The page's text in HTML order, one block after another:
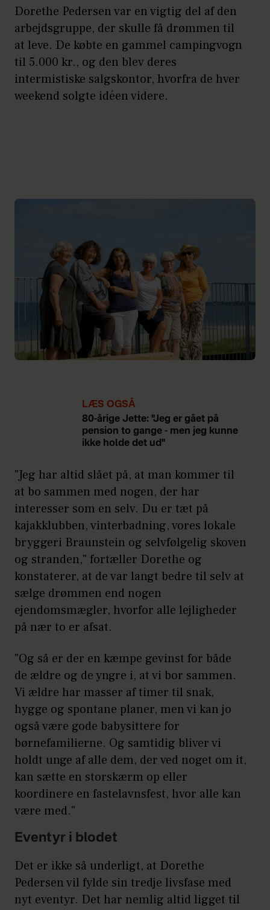
Dorethe Pedersen var en vigtig del af den
arbejdsgruppe, der skulle få drømmen til
at leve. De købte en gammel campingvogn
til 5.000 kr., og den blev deres
intermistiske salgskontor, hvorfra de hver
weekend solgte idéen videre.
LÆS OGSÅ
80-årige Jette: "Jeg er gået på
pension to gange - men jeg kunne
ikke holde det ud"
"Jeg har altid slået på, at man kommer til
at bo sammen med nogen, der har
interesser som en selv. Du er tæt på
kajakklubben, vinterbadning, vores lokale
bryggeri Braunstein og selvfølgelig skoven
og stranden," fortæller Dorethe og
konstaterer, at de var langt bedre til selv at
sælge drømmen end nogen
ejendomsmægler, hvorfor alle lejligheder
på nær to er afsat.
"Og så er der en kæmpe gevinst for både
de ældre og de yngre i, at vi bor sammen.
Vi ældre har masser af timer til snak,
hygge og spontane planer, men vi kan jo
også være gode babysittere for
børnefamilierne. Og samtidig bliver vi
holdt unge af alle dem, der ved noget om it,
kan sætte en storskærm op eller
koordinere en fastelavnsfest, hvor alle kan
være med."
Eventyr i blodet
Det er ikke så underligt, at Dorethe
Pedersen vil fylde sin tredje livsfase med
nyt eventyr. Det har nemlig altid ligget til